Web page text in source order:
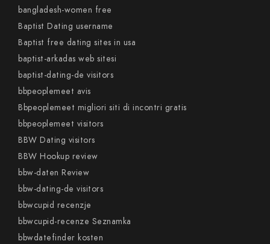
bangladesh-women free
Baptist Dating username
Baptist free dating sites in usa
baptist-arkadas web sitesi
baptist-dating-de visitors
bbpeoplemeet avis
Bbpeoplemeet migliori siti di incontri gratis
bbpeoplemeet visitors
BBW Dating visitors
BBW Hookup review
bbw-daten Review
bbw-dating-de visitors
bbwcupid recenzje
bbwcupid-recenze Seznamka
bbwdatefinder kosten